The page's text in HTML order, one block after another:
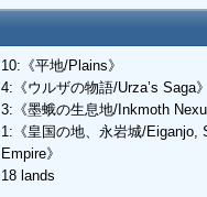
10:《平地/Plains》
4:《ウルザの物語/Urza’s Saga》
3:《墨蛾の生息地/Inkmoth
1:《皇国の地、永岩城/Eiganjo,
Empire》
18 lands